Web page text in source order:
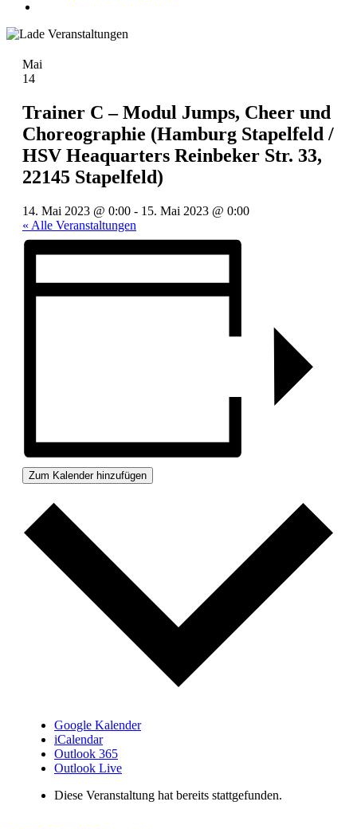
Mai
14
Trainer C – Modul Jumps, Cheer und
Choreographie (Hamburg Stapelfeld /
HSV Heaquarters Reinbeker Str. 33,
22145 Stapelfeld)
14. Mai 2023 @ 0:00 - 15. Mai 2023 @ 0:00
« Alle Veranstaltungen
Zum Kalender hinzufügen
Google Kalender
iCalendar
Outlook 365
Outlook Live
Diese Veranstaltung hat bereits stattgefunden.